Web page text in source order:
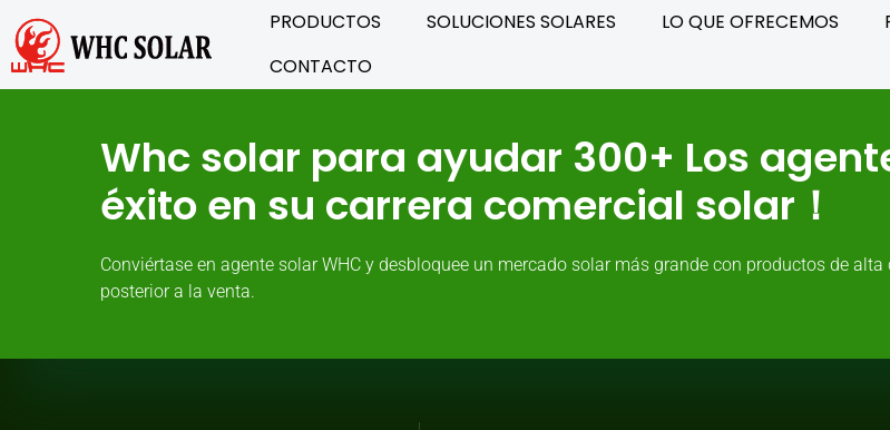
PRODUCTOS SOLUCIONES SOLARES LO QUE OFRECEMOS
CONTACTO
Whc solar para ayudar 300+ Los
éxito en su carrera comercial solar！
Conviértase en agente solar WHC y desbloquee un mercado solar más grande con productos de
posterior a la venta.